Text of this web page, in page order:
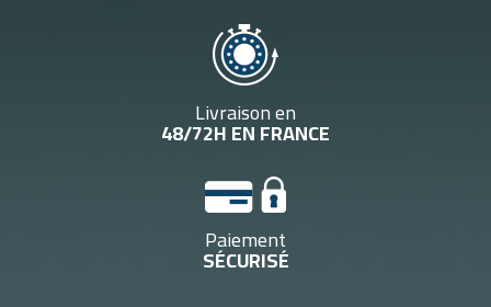
Livraison en
48/72H EN FRANCE
Paiement
SÉCURISÉ